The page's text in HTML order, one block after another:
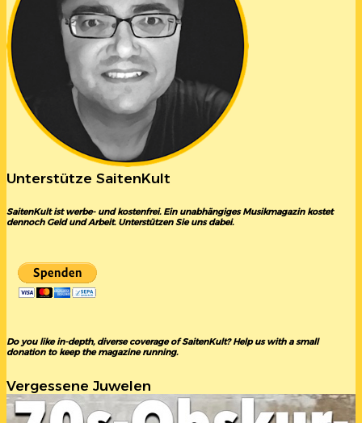
Unterstütze SaitenKult
SaitenKult ist werbe- und kostenfrei. Ein unabhängiges Musikmagazin kostet
dennoch Geld und Arbeit. Unterstützen Sie uns dabei.
Do you like in-depth, diverse coverage of SaitenKult? Help us with a small
donation to keep the magazine running.
Vergessene Juwelen